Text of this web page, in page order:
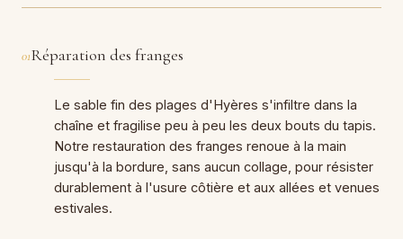
01Réparation des franges
Le sable fin des plages d'Hyères s'infiltre dans la
chaîne et fragilise peu à peu les deux bouts du tapis.
Notre restauration des franges renoue à la main
jusqu'à la bordure, sans aucun collage, pour résister
durablement à l'usure côtière et aux allées et venues
estivales.